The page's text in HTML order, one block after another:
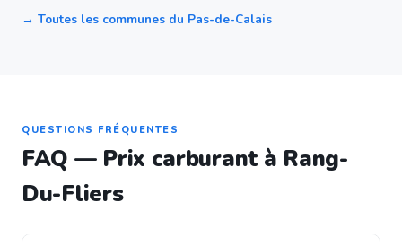
→ Toutes les communes du Pas-de-Calais
QUESTIONS FRÉQUENTES
FAQ — Prix carburant à Rang-
Du-Fliers